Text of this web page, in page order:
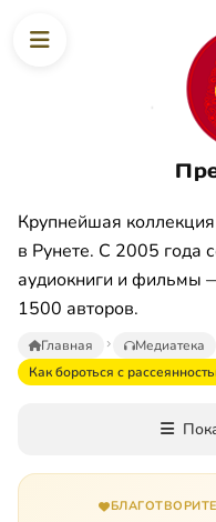
Крупнейшая
в Рунете. С 2005 года
аудиокниги и фильмы
1500 авторов.
Главная
Медиатека
Как бороться с